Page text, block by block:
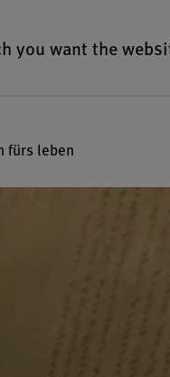
you want the
fürs leben